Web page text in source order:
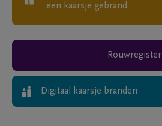
een kaarsje gebrand.
Rouwregister
Digitaal kaarsje branden